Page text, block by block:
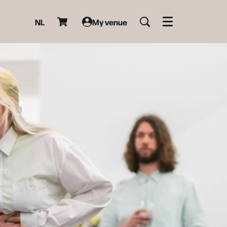
NL My venue Menu